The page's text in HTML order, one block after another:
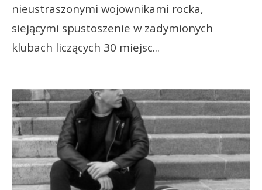
nieustraszonymi wojownikami rocka,
siejącymi spustoszenie w zadymionych
klubach liczących 30 miejsc...